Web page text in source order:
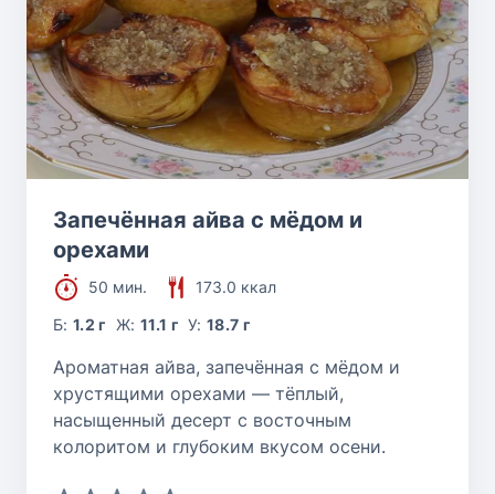
Запечённая айва с мёдом и
орехами
50 мин.
173.0 ккал
Б:1.2 г Ж: 11.1 г У:18.7 г
Ароматная айва, запечённая с мёдом и
хрустящими орехами — тёплый,
насыщенный десерт с восточным
колоритом и глубоким вкусом осени.